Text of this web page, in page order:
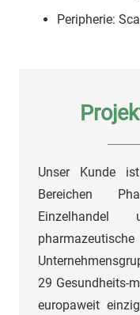
Peripherie:
Unser Kunde
Bereichen
29 Gesundheits-
europaweit